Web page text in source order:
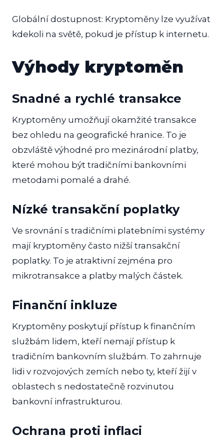
Globální dostupnost: Kryptoměny lze využívat
kdekoli na světě, pokud je přístup k internetu.
Výhody kryptoměn
Snadné a rychlé transakce
Kryptoměny umožňují okamžité transakce
bez ohledu na geografické hranice. To je
obzvláště výhodné pro mezinárodní platby,
které mohou být tradičními bankovními
metodami pomalé a drahé.
Nízké transakční poplatky
Ve srovnání s tradičními platebními systémy
mají kryptoměny často nižší transakční
poplatky. To je atraktivní zejména pro
mikrotransakce a platby malých částek.
Finanční inkluze
Kryptoměny poskytují přístup k finančním
službám lidem, kteří nemají přístup k
tradičním bankovním službám. To zahrnuje
lidi v rozvojových zemích nebo ty, kteří žijí v
oblastech s nedostatečně rozvinutou
bankovní infrastrukturou.
Ochrana proti inflaci